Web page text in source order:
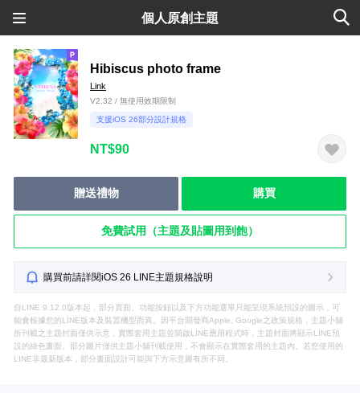
個人原創主題
Hibiscus photo frame
Link
V2.32 / 無使用效期限制
支援iOS 26部分設計規格
NT$90
贈送禮物 購買
免費試用（主題及貼圖用到飽）
購買前請詳閱iOS 26 LINE主題規格說明
自LINE 9.12.0版本起，部分頁面、功能按鈕以及下方功能選單只能呈現系統預設的圖示，可
能會根據您的LINE版本及裝置機型而異。因平台開發商Apple, Google之政策規格，主題小舖
所刊載之主題封面僅供示意，實際套用主題並開啟LINE應用程式時，主題封面將顯示LINE預
設的綠色畫面。部分圖片僅供主題小舖刊載使用，不會顯示在實際套用的主題內。若您使用的
LINE非最新版本，部分畫面設計可能與下方示意圖有所不同。